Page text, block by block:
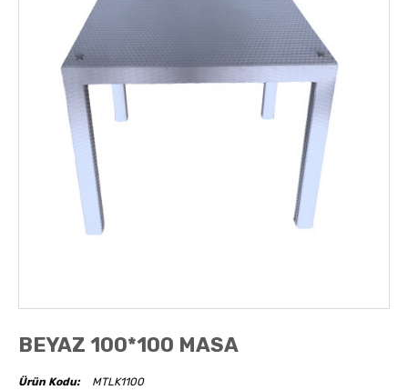
AYNALAR
AKSESUARLAR
OBJELER
ABAJUR
BEYAZ 100*100 MASA
Ürün Kodu:
MTLK1100